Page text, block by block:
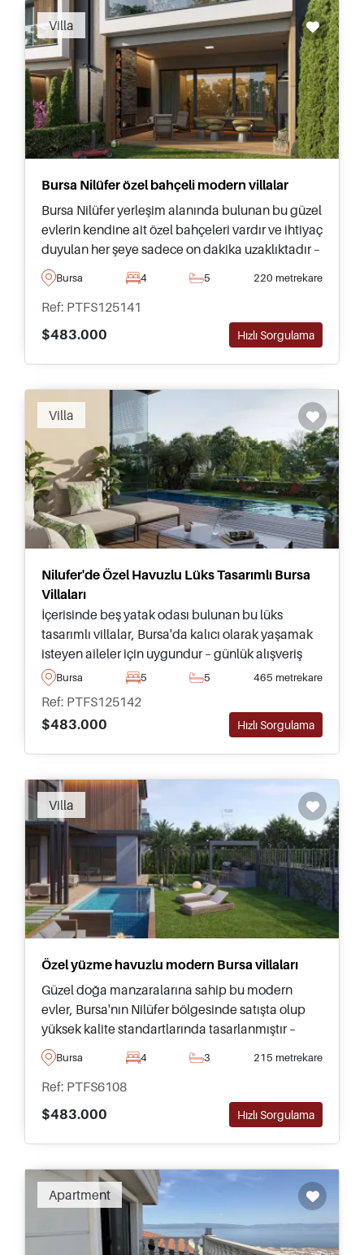
Villa
Recommended
Bursa Nilüfer özel bahçeli modern villalar
Bursa Nilüfer yerleşim alanında bulunan bu güzel
evlerin kendine ait özel bahçeleri vardır ve ihtiyaç
duyulan her şeye sadece on dakika uzaklıktadır –
daha fazla bilgi için bugün bizi arayın veya
iletişime geçin.
Bursa 4 5 220 metrekare
Ref: PTFS125141
$483.000
Hızlı Sorgulama
Villa
Nilufer'de Özel Havuzlu Lüks Tasarımlı Bursa
Villaları
İçerisinde beş yatak odası bulunan bu lüks
tasarımlı villalar, Bursa'da kalıcı olarak yaşamak
isteyen aileler için uygundur – günlük alışveriş
yerlerine ve tüm ihtiyaçlara sadece birkaç dakika
Bursa 5 5 465 metrekare
Ref: PTFS125142
$483.000
Hızlı Sorgulama
Villa
Recommended
Özel yüzme havuzlu modern Bursa villaları
Güzel doğa manzaralarına sahip bu modern
evler, Bursa'nın Nilüfer bölgesinde satışta olup
yüksek kalite standartlarında tasarlanmıştır –
sürekli yerleşim için taşınmak isteyenler için
idealdir.
Bursa 4 3 215 metrekare
Ref: PTFS6108
$483.000
Hızlı Sorgulama
Apartment